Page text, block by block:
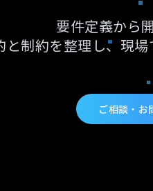
要件定義から
と制約を整理し、現
ご相談・お